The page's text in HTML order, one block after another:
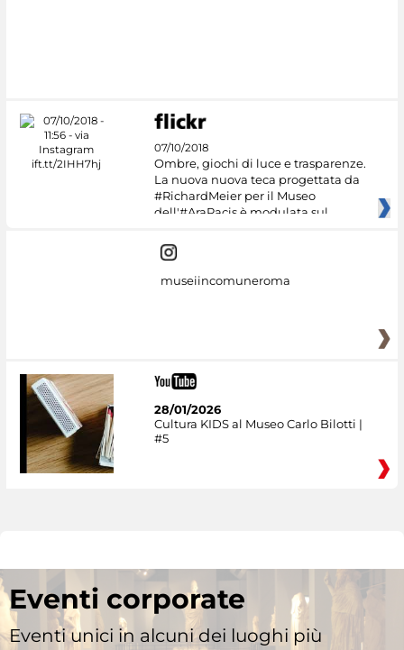
07/10/2018
Ombre, giochi di luce e trasparenze.
La nuova nuova teca progettata da
#RichardMeier per il Museo
dell'#AraPacis è modulata sul
museiincomuneroma
28/01/2026
Cultura KIDS al Museo Carlo Bilotti |
#5
Eventi corporate
Eventi unici in alcuni dei luoghi più